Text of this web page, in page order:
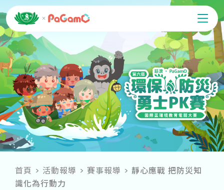
首頁 活動報導 賽事報導
靜心應戰 把防災知
識化為行動力